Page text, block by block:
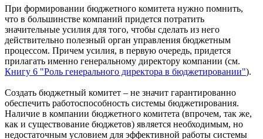
При формировании бюджетного комитета нужно помнить,
что в большинстве компаний придется потратить
значительные усилия для того, чтобы сделать из него
действительно полезный орган управления бюджетным
процессом. Причем усилия, в первую очередь, придется
прилагать именно генеральному директору компании (см.
Книгу 6 "Роль генерального директора в бюджетировании").
Создать бюджетный комитет – не значит гарантированно
обеспечить работоспособность системы бюджетирования.
Наличие в компании бюджетного комитета (впрочем, так же,
как и существование бюджетов) является необходимым, но
недостаточным условием для эффективной работы системы